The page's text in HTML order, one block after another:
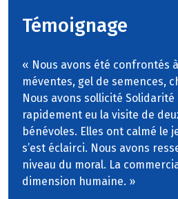
Témoignage
« Nous avons été confrontés
méventes, gel de semences,
Nous avons sollicité Solidarité
rapidement eu la visite de
bénévoles. Elles ont calmé le
s’est éclairci. Nous avons
niveau du moral. La
dimension humaine. »